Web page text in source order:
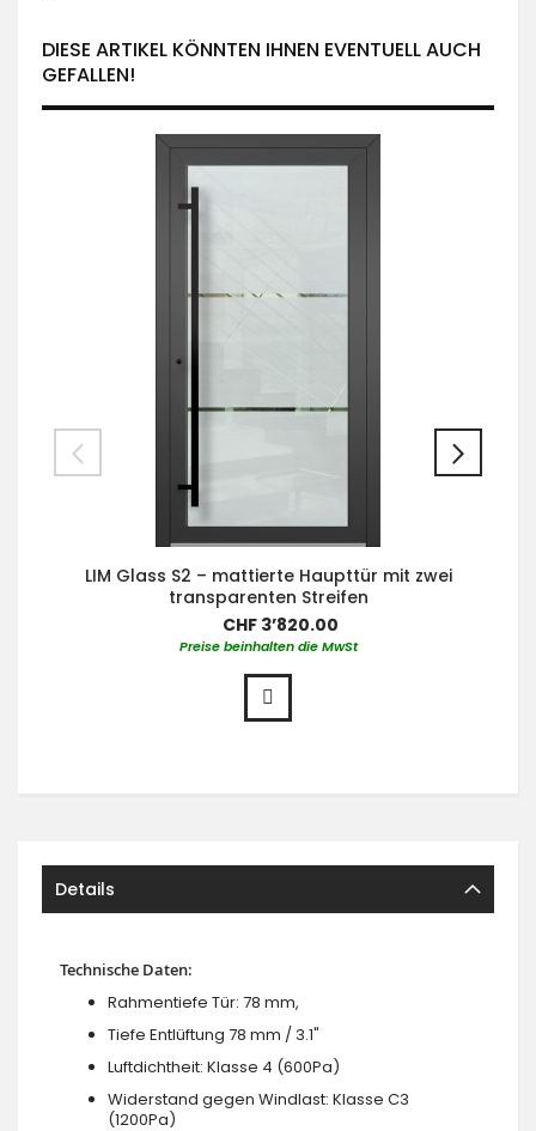
DIESE ARTIKEL KÖNNTEN IHNEN EVENTUELL AUCH
GEFALLEN!
LIM Glass S2 – mattierte Haupttür mit zwei
transparenten Streifen
CHF 3’820.00
Preise beinhalten die MwSt
Details